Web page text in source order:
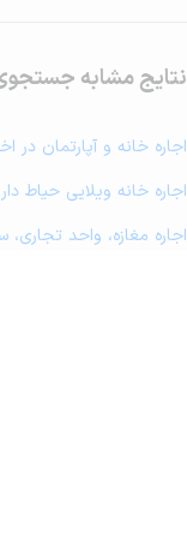
نتایج مشابه
اجاره خانه و آپارتمان در
اجاره خانه ویلایی حیاط دار
اجاره مغازه، واحد تجاری،